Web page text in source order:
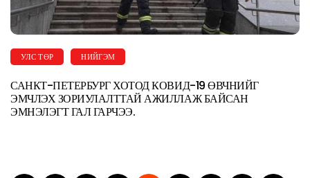
УЛС ТӨР НИЙГЭМ
САНКТ-ПЕТЕРБУРГ ХОТОД КОВИД-19 ӨВЧНИЙГ
ЭМЧЛЭХ ЗОРИУЛАЛТТАЙ АЖИЛЛАЖ БАЙСАН
ЭМНЭЛЭГТ ГАЛ ГАРЧЭЭ.